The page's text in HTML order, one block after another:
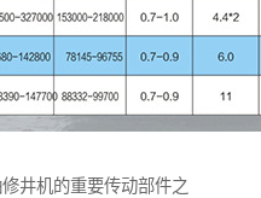
井机的重要传动部件之